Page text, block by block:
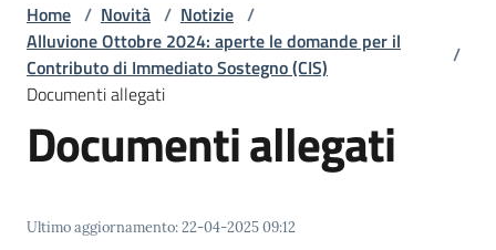
Amministrazione
Novità
Menu selezionato
Home / Novità / Notizie /
Alluvione Ottobre 2024: aperte le domande per il
Contributo di Immediato Sostegno (CIS)
/
Documenti allegati
Documenti allegati
Ultimo aggiornamento:22-04-2025 09:12